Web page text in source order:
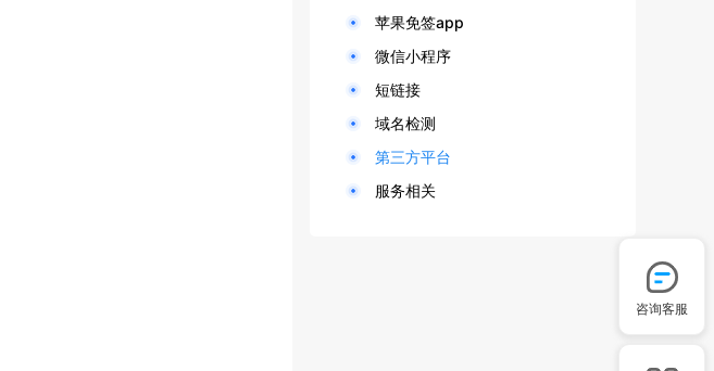
苹果免签app
微信小程序
短链接
域名检测
第三方平台
服务相关
咨询客服